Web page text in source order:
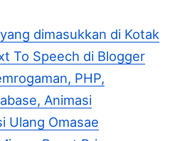
dimasukkan di Kotak
To Speech di Blogger
PHP,
Animasi
Ulang Omasae